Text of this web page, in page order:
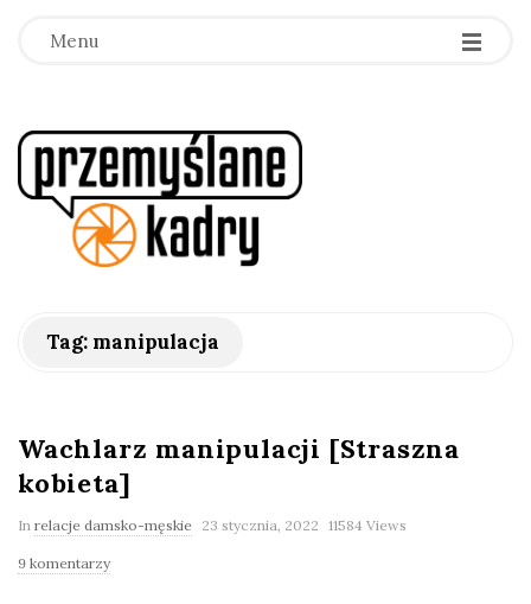
Menu
p
y
ś
l
Tag: manipulacja
Wachlarz manipulacji [Straszna
kobieta]
In relacje damsko-męskie 23 stycznia, 2022 11584 Views
9 komentarzy